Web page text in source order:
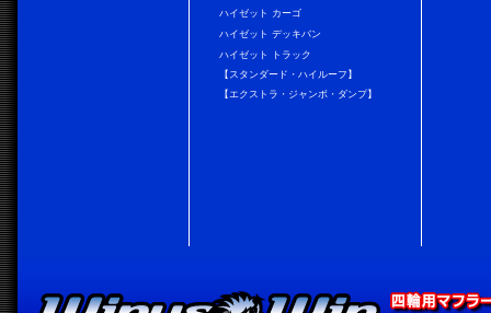
ハイゼット カーゴ
ハイゼット デッキバン
ハイゼット トラック
【スタンダード・ハイルーフ】
【エクストラ・ジャンボ・ダンプ】